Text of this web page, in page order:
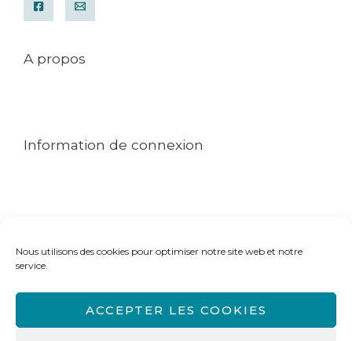
Nous utilisons des cookies pour optimiser notre site web et notre
service.
ACCEPTER LES COOKIES
A propos
Information de connexion
Rechercher dans le blog ou le site
Rechercher :